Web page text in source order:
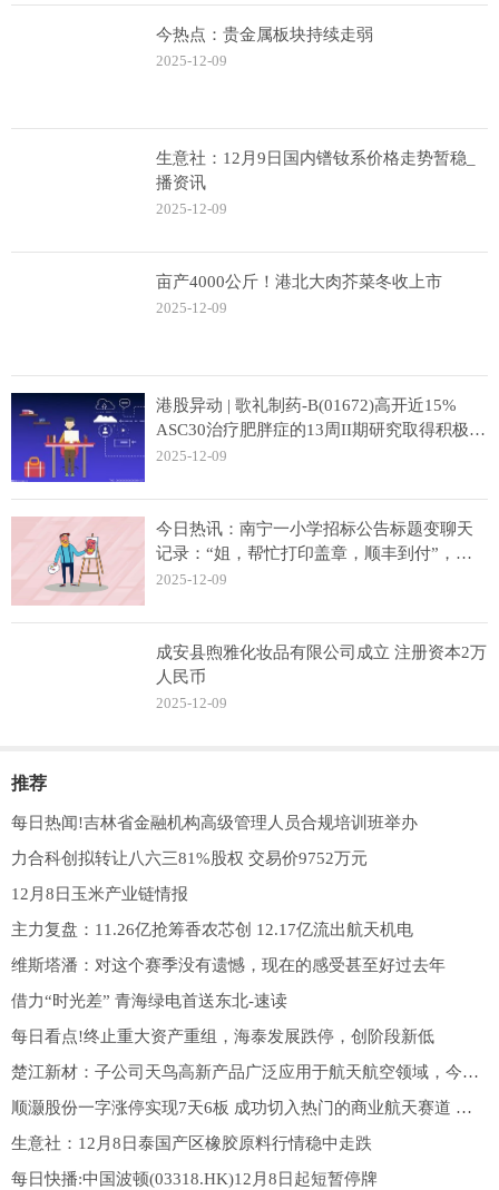
今热点：贵金属板块持续走弱
2025-12-09
生意社：12月9日国内镨钕系价格走势暂稳_
播资讯
2025-12-09
亩产4000公斤！港北大肉芥菜冬收上市
2025-12-09
港股异动 | 歌礼制药-B(01672)高开近15%
ASC30治疗肥胖症的13周II期研究取得积极的
顶线结果
2025-12-09
今日热讯：南宁一小学招标公告标题变聊天
记录：“姐，帮忙打印盖章，顺丰到付”，区
教育局回应
2025-12-09
成安县煦雅化妆品有限公司成立 注册资本2万
人民币
2025-12-09
推荐
每日热闻!吉林省金融机构高级管理人员合规培训班举办
力合科创拟转让八六三81%股权 交易价9752万元
12月8日玉米产业链情报
主力复盘：11.26亿抢筹香农芯创 12.17亿流出航天机电
维斯塔潘：对这个赛季没有遗憾，现在的感受甚至好过去年
借力“时光差” 青海绿电首送东北-速读
每日看点!终止重大资产重组，海泰发展跌停，创阶段新低
楚江新材：子公司天鸟高新产品广泛应用于航天航空领域，今年荣膺中国航天科工集团“一级供应商”称号-每日速递
顺灏股份一字涨停实现7天6板 成功切入热门的商业航天赛道 快资讯
生意社：12月8日泰国产区橡胶原料行情稳中走跌
每日快播:中国波顿(03318.HK)12月8日起短暂停牌